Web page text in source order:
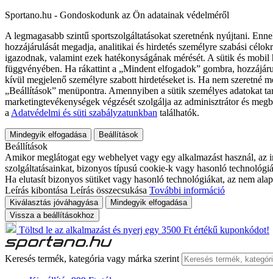
Sportano.hu - Gondoskodunk az Ön adatainak védelméről
A legmagasabb szintű sportszolgáltatásokat szeretnénk nyújtani.
hozzájárulását megadja, analitikai és hirdetés személyre szabási
igazodnak, valamint ezek hatékonyságának mérését. A sütik és
függvényében. Ha rákattint a „Mindent elfogadok” gombra,
kívül megjelenő személyre szabott hirdetéseket is. Ha nem szeretné
„Beállítások” menüpontra. Amennyiben a sütik személyes adatokat
marketingtevékenységek végzését szolgálja az adminisztrátor és
a Adatvédelmi és süti szabályzatunkban találhatók.
Mindegyik elfogadása Beállítások
Beállítások
Amikor meglátogat egy webhelyet vagy egy alkalmazást használ,
szolgáltatásainkat, bizonyos típusú cookie-k vagy hasonló
Ha elutasít bizonyos sütiket vagy hasonló technológiákat, az nem
Leírás kibontása Leírás összecsukása További információ
Kiválasztás jóváhagyása
Mindegyik elfogadása
Vissza a beállításokhoz
Töltsd le az alkalmazást és nyerj egy 3500 Ft értékű kuponkódot!
Keresés termék, kategória vagy márka szerint